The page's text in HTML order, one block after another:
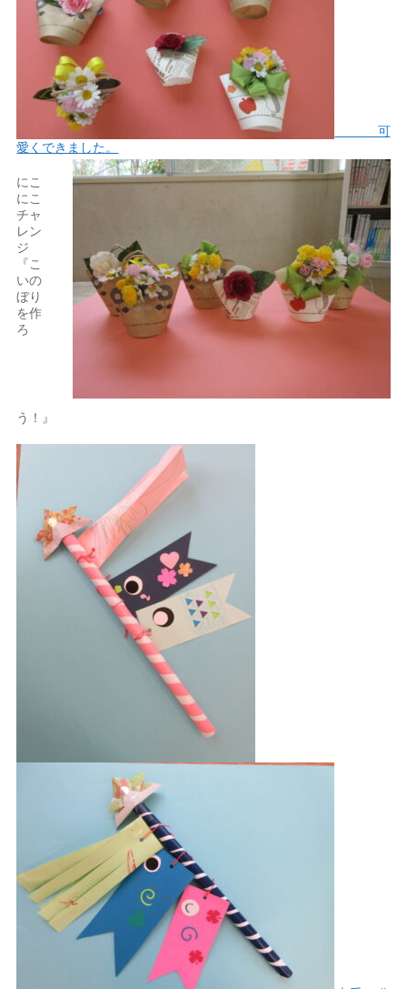
可
愛くできました。
にこ
にこ
チャ
レン
ジ
『こ
いの
ぼり
を作
ろ
う！』